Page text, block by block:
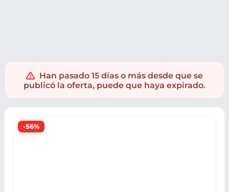
Han pasado 15 días o más desde que se
publicó la oferta, puede que haya expirado.
-56%